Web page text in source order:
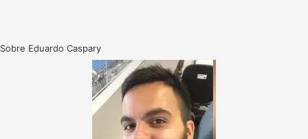
Sobre Eduardo Caspary